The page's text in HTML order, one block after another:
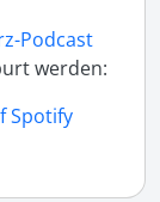
Podcast
werden:
Spotify